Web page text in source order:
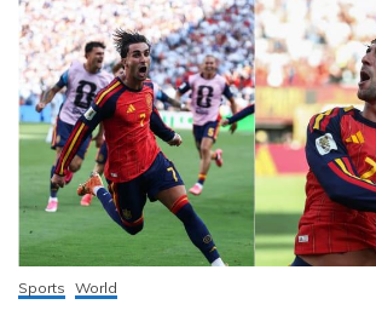
Sports World